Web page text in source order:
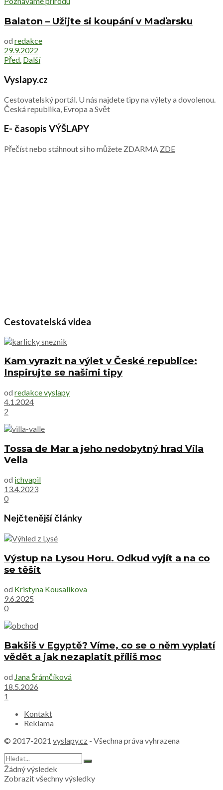
Balaton – Užijte si koupání v Maďarsku
od redakce
29.9.2022
Před. Další
Vyslapy.cz
Cestovatelský portál. U nás najdete tipy na výlety a dovolenou.
Česká republika, Evropa a Svět
E- časopis VÝŠLAPY
Přečíst nebo stáhnout si ho můžete ZDARMA ZDE
Cestovatelská videa
Kam vyrazit na výlet v České republice:
Inspirujte se našimi tipy
od redakce vyslapy
4.1.2024
2
Tossa de Mar a jeho nedobytný hrad Vila
Vella
od jchvapil
13.4.2023
0
Nejčtenější články
Výstup na Lysou Horu. Odkud vyjít a na co
se těšit
od Kristyna Kousalikova
9.6.2025
0
Bakšiš v Egyptě? Víme, co se o něm vyplatí
vědět a jak nezaplatit příliš moc
od Jana Šrámčíková
18.5.2026
1
Kontakt
Reklama
© 2017-2021 vyslapy.cz - Všechna práva vyhrazena
Žádný výsledek
Zobrazit všechny výsledky